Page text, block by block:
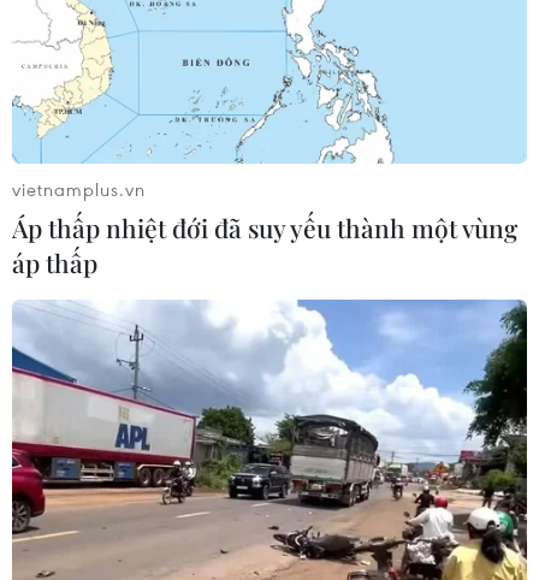
vietnamplus.vn
Áp thấp nhiệt đới đã suy yếu thành một vùng
áp thấp